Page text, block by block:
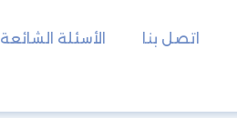
اتصل بنا الأسئلة الشائعة